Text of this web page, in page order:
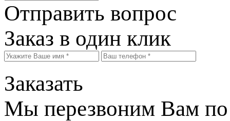
Отправить вопрос
Заказ в один клик
Заказать
Мы перезвоним Вам по